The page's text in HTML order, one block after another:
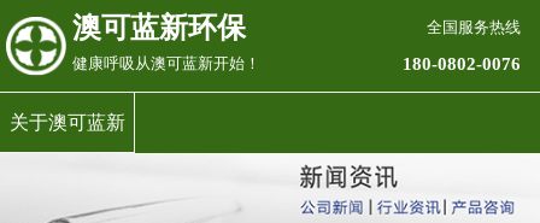
澳可蓝新环保
健康呼吸从澳可蓝新开始！
全国服务热线
180-0802-0076
关于澳可蓝新